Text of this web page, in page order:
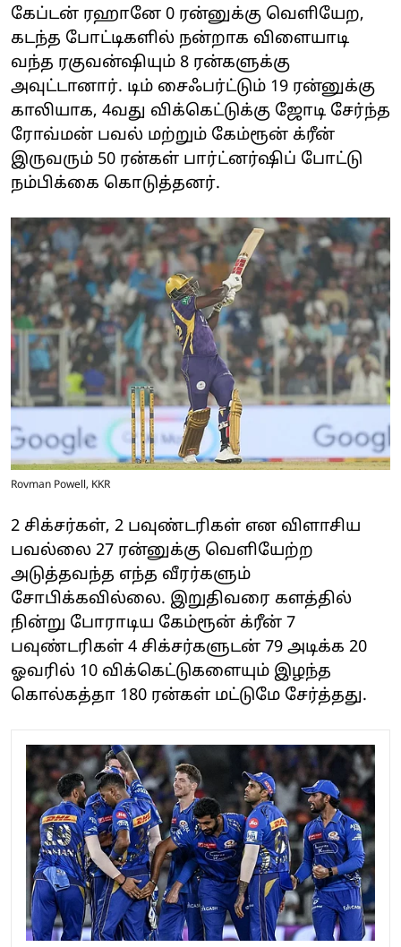
கேப்டன் ரஹானே 0 ரன்னுக்கு வெளியேற,
கடந்த போட்டிகளில் நன்றாக விளையாடி
வந்த ரகுவன்ஷியும் 8 ரன்களுக்கு
அவுட்டானார். டிம் சைஃபர்ட்டும் 19 ரன்னுக்கு
காலியாக, 4வது விக்கெட்டுக்கு ஜோடி சேர்ந்த
ரோவ்மன் பவல் மற்றும் கேம்ரூன் க்ரீன்
இருவரும் 50 ரன்கள் பார்ட்னர்ஷிப் போட்டு
நம்பிக்கை கொடுத்தனர்.
Rovman Powell, KKR
2 சிக்சர்கள், 2 பவுண்டரிகள் என விளாசிய
பவல்லை 27 ரன்னுக்கு வெளியேற்ற
அடுத்தவந்த எந்த வீரர்களும்
சோபிக்கவில்லை. இறுதிவரை களத்தில்
நின்று போராடிய கேம்ரூன் க்ரீன் 7
பவுண்டரிகள் 4 சிக்சர்களுடன் 79 அடிக்க 20
ஓவரில் 10 விக்கெட்டுகளையும் இழந்த
கொல்கத்தா 180 ரன்கள் மட்டுமே சேர்த்தது.